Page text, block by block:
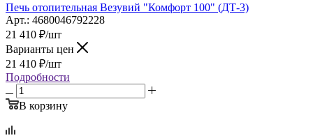
Печь отопительная Везувий "Комфорт 100" (ДТ-3)
Арт.: 4680046792228
21 410 ₽/шт
Варианты цен
21 410 ₽/шт
Подробности
В корзину